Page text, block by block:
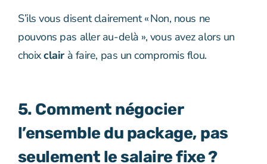
S’ils vous disent clairement « Non, nous ne
pouvons pas aller au-delà », vous avez alors un
choixclair à faire, pas un compromis flou.
5. Comment négocier
l’ensemble du package, pas
seulement le salaire fixe ?